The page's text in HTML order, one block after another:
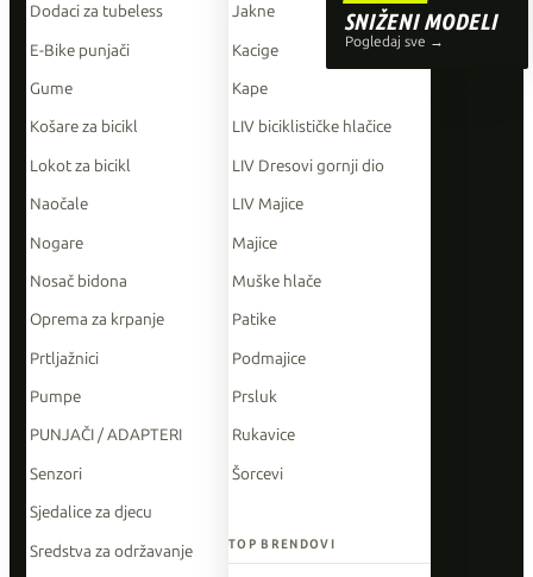
SNIŽENI MODELI
Pogledaj sve →
Dodaci za tubeless
E-Bike punjači
Gume
Košare za bicikl
Lokot za bicikl
Naočale
Nogare
Nosač bidona
Oprema za krpanje
Prtljažnici
Pumpe
PUNJAČI / ADAPTERI
Senzori
Sjedalice za djecu
Sredstva za održavanje
Jakne
Kacige
Kape
LIV biciklističke hlačice
LIV Dresovi gornji dio
LIV Majice
Majice
Muške hlače
Patike
Podmajice
Prsluk
Rukavice
Šorcevi
TOP BRENDOVI